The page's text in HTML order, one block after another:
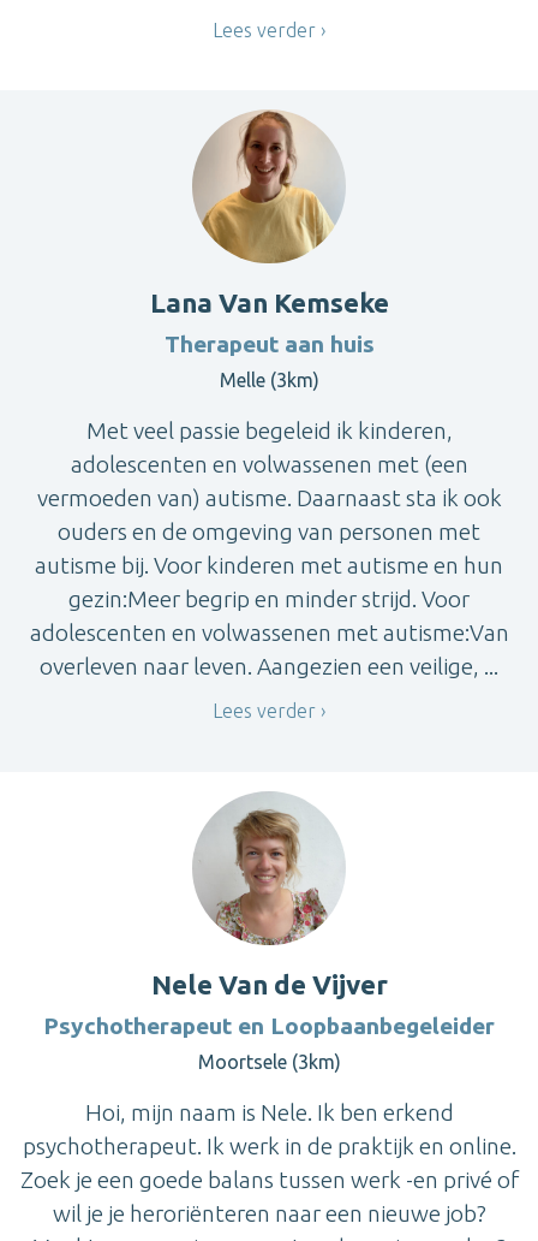
Lees verder
Lana Van Kemseke
Therapeut aan huis
Melle (3km)
Met veel passie begeleid ik kinderen,
adolescenten en volwassenen met (een
vermoeden van) autisme. Daarnaast sta ik ook
ouders en de omgeving van personen met
autisme bij. Voor kinderen met autisme en hun
gezin:Meer begrip en minder strijd. Voor
adolescenten en volwassenen met autisme:Van
overleven naar leven. Aangezien een veilige, ...
Lees verder
Nele Van de Vijver
Psychotherapeut en Loopbaanbegeleider
Moortsele (3km)
Hoi, mijn naam is Nele. Ik ben erkend
psychotherapeut. Ik werk in de praktijk en online.
Zoek je een goede balans tussen werk -en privé of
wil je je heroriënteren naar een nieuwe job?